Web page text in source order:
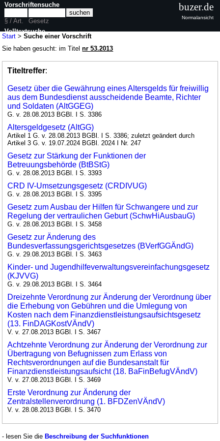
Start >Suche einer Vorschrift
Sie haben gesucht: im Titelnr 53.2013
Titeltreffer:
Gesetz über die Gewährung eines Altersgelds für freiwillig
aus dem Bundesdienst ausscheidende Beamte, Richter
und Soldaten (AltGGEG)
G. v. 28.08.2013 BGBl. I S. 3386
Altersgeldgesetz (AltGG)
Artikel 1 G. v. 28.08.2013 BGBl. I S. 3386; zuletzt geändert durch
Artikel 3 G. v. 19.07.2024 BGBl. 2024 I Nr. 247
Gesetz zur Stärkung der Funktionen der
Betreuungsbehörde (BtBStG)
G. v. 28.08.2013 BGBl. I S. 3393
CRD IV-Umsetzungsgesetz (CRDIVUG)
G. v. 28.08.2013 BGBl. I S. 3395
Gesetz zum Ausbau der Hilfen für Schwangere und zur
Regelung der vertraulichen Geburt (SchwHiAusbauG)
G. v. 28.08.2013 BGBl. I S. 3458
Gesetz zur Änderung des
Bundesverfassungsgerichtsgesetzes (BVerfGGÄndG)
G. v. 29.08.2013 BGBl. I S. 3463
Kinder- und Jugendhilfeverwaltungsvereinfachungsgesetz
(KJVVG)
G. v. 29.08.2013 BGBl. I S. 3464
Dreizehnte Verordnung zur Änderung der Verordnung über
die Erhebung von Gebühren und die Umlegung von
Kosten nach dem Finanzdienstleistungsaufsichtsgesetz
(13. FinDAGKostVÄndV)
V. v. 27.08.2013 BGBl. I S. 3467
Achtzehnte Verordnung zur Änderung der Verordnung zur
Übertragung von Befugnissen zum Erlass von
Rechtsverordnungen auf die Bundesanstalt für
Finanzdienstleistungsaufsicht (18. BaFinBefugVÄndV)
V. v. 27.08.2013 BGBl. I S. 3469
Erste Verordnung zur Änderung der
Zentralstellenverordnung (1. BFDZenVÄndV)
V. v. 28.08.2013 BGBl. I S. 3470
- lesen Sie dieBeschreibung der Suchfunktionen
Vorschriftensuche
§ / Art.
Gesetz
Volltextsuche
buzer.de
Normalansicht